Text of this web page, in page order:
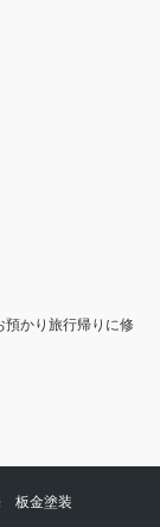
預かり旅行帰りに修
板金塗装